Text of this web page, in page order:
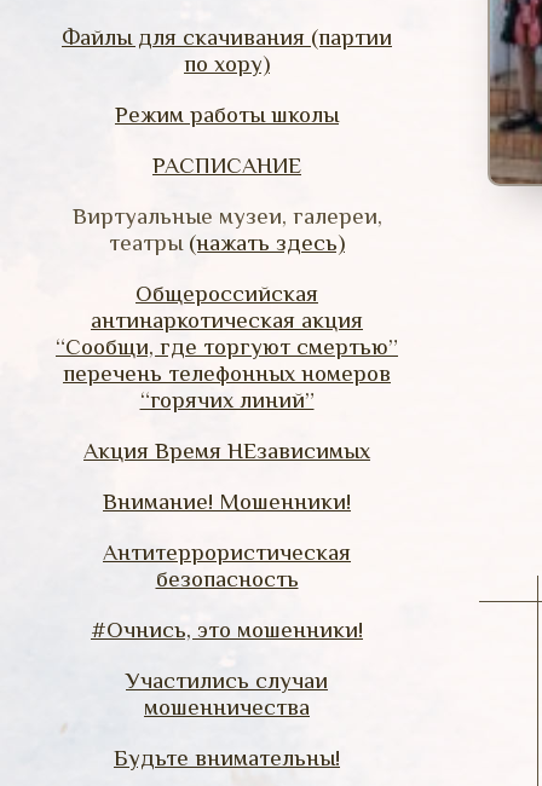
Файлы для скачивания (партии
по хору)
Режим работы школы
РАСПИСАНИЕ
Виртуальные музеи, галереи,
театры (нажать здесь)
Общероссийская
антинаркотическая акция
“Сообщи, где торгуют смертью”
перечень телефонных номеров
“горячих линий”
Акция Время НЕзависимых
Внимание! Мошенники!
Антитеррористическая
безопасность
#Очнись, это мошенники!
Участились случаи
мошенничества
Будьте внимательны!